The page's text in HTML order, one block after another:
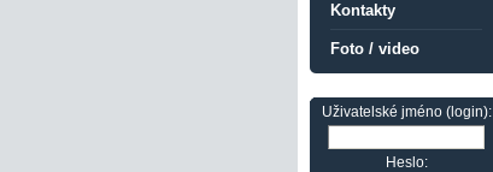
Kontakty
Foto / video
Uživatelské jméno (login):
Heslo: